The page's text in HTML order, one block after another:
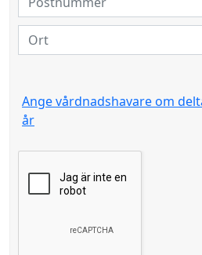
Ange vårdnadshavare om
år